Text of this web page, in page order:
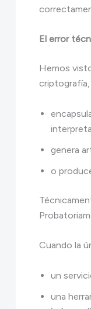
El error
Hemos
criptografía,
genera
o
Cuando la
un
una